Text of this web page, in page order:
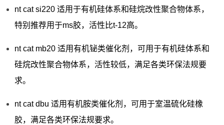
nt cat si220 适用于有机硅体系和硅烷改性聚合物体系，
特别推荐用于ms胶，活性比t-12高。
nt cat mb20 适用有机铋类催化剂，可用于有机硅体系和
硅烷改性聚合物体系，活性较低，满足各类环保法规要
求。
nt cat dbu 适用有机胺类催化剂，可用于室温硫化硅橡
胶，满足各类环保法规要求。